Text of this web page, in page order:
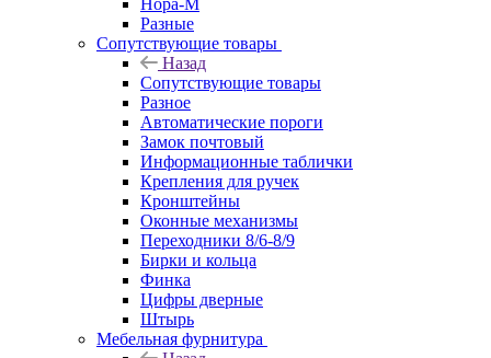
Разные
Сопутствующие товары
Назад
Сопутствующие товары
Разное
Автоматические пороги
Замок почтовый
Информационные таблички
Крепления для ручек
Кронштейны
Оконные механизмы
Переходники 8/6-8/9
Бирки и кольца
Финка
Цифры дверные
Штырь
Мебельная фурнитура